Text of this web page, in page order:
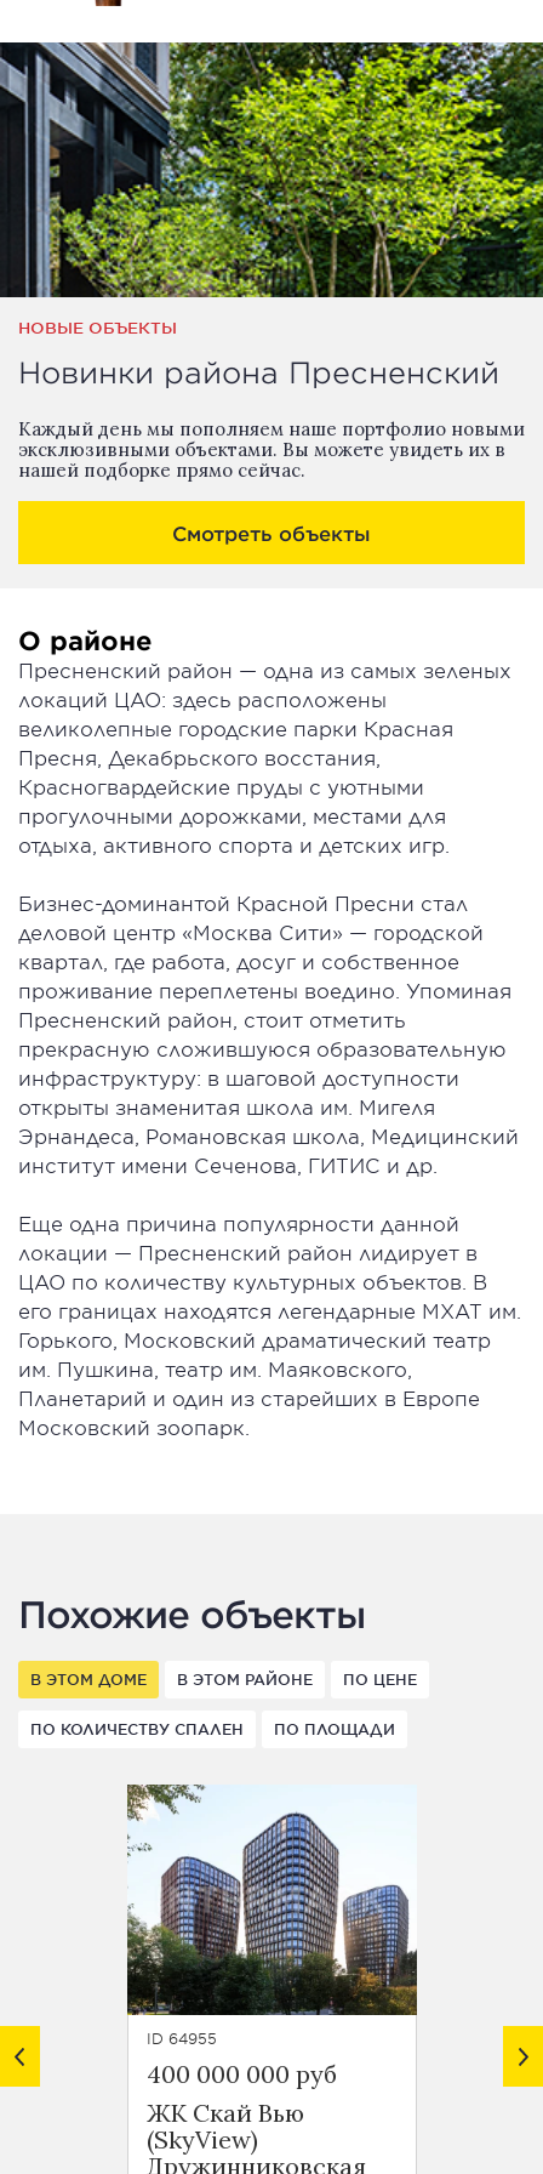
НОВЫЕ ОБЪЕКТЫ
Новинки района Пресненский
Каждый день мы пополняем наше портфолио новыми
эксклюзивными объектами. Вы можете увидеть их в
нашей подборке прямо сейчас.
Смотреть объекты
О районе
Пресненский район — одна из самых зеленых
локаций ЦАО: здесь расположены
великолепные городские парки Красная
Пресня, Декабрьского восстания,
Красногвардейские пруды с уютными
прогулочными дорожками, местами для
отдыха, активного спорта и детских игр.
Бизнес-доминантой Красной Пресни стал
деловой центр «Москва Сити» — городской
квартал, где работа, досуг и собственное
проживание переплетены воедино. Упоминая
Пресненский район, стоит отметить
прекрасную сложившуюся образовательную
инфраструктуру: в шаговой доступности
открыты знаменитая школа им. Мигеля
Эрнандеса, Романовская школа, Медицинский
институт имени Сеченова, ГИТИС и др.
Еще одна причина популярности данной
локации — Пресненский район лидирует в
ЦАО по количеству культурных объектов. В
его границах находятся легендарные МХАТ им.
Горького, Московский драматический театр
им. Пушкина, театр им. Маяковского,
Планетарий и один из старейших в Европе
Московский зоопарк.
Похожие объекты
В ЭТОМ ДОМЕ В ЭТОМ РАЙОНЕ ПО ЦЕНЕ
ПО КОЛИЧЕСТВУ СПАЛЕН ПО ПЛОЩАДИ
ID 64955
400 000 000 руб
ЖК Скай Вью
(SkyView)
Дружинниковская
125